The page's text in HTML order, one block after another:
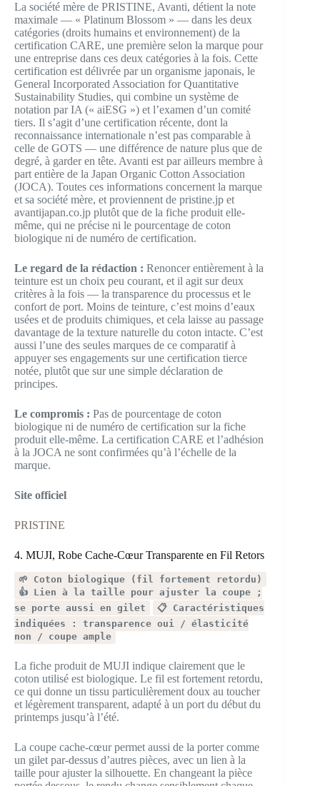
La société mère de PRISTINE, Avanti, détient la note
maximale — « Platinum Blossom » — dans les deux
catégories (droits humains et environnement) de la
certification CARE, une première selon la marque pour
une entreprise dans ces deux catégories à la fois. Cette
certification est délivrée par un organisme japonais, le
General Incorporated Association for Quantitative
Sustainability Studies, qui combine un système de
notation par IA (« aiESG ») et l’examen d’un comité
tiers. Il s’agit d’une certification récente, dont la
reconnaissance internationale n’est pas comparable à
celle de GOTS — une différence de nature plus que de
degré, à garder en tête. Avanti est par ailleurs membre à
part entière de la Japan Organic Cotton Association
(JOCA). Toutes ces informations concernent la marque
et sa société mère, et proviennent de pristine.jp et
avantijapan.co.jp plutôt que de la fiche produit elle-
même, qui ne précise ni le pourcentage de coton
biologique ni de numéro de certification.
Le regard de la rédaction : Renoncer entièrement à la
teinture est un choix peu courant, et il agit sur deux
critères à la fois — la transparence du processus et le
confort de port. Moins de teinture, c’est moins d’eaux
usées et de produits chimiques, et cela laisse au passage
davantage de la texture naturelle du coton intacte. C’est
aussi l’une des seules marques de ce comparatif à
appuyer ses engagements sur une certification tierce
notée, plutôt que sur une simple déclaration de
principes.
Le compromis : Pas de pourcentage de coton
biologique ni de numéro de certification sur la fiche
produit elle-même. La certification CARE et l’adhésion
à la JOCA ne sont confirmées qu’à l’échelle de la
marque.
Site officiel
PRISTINE
4. MUJI, Robe Cache-Cœur Transparente en Fil Retors
🌱 Coton biologique (fil fortement retordu)
👍 Lien à la taille pour ajuster la coupe ;
se porte aussi en gilet
📋 Caractéristiques
indiquées : transparence oui / élasticité
non / coupe ample
La fiche produit de MUJI indique clairement que le
coton utilisé est biologique. Le fil est fortement retordu,
ce qui donne un tissu particulièrement doux au toucher
et légèrement transparent, adapté à un port du début du
printemps jusqu’à l’été.
La coupe cache-cœur permet aussi de la porter comme
un gilet par-dessus d’autres pièces, avec un lien à la
taille pour ajuster la silhouette. En changeant la pièce